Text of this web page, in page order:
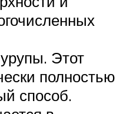
Этот
полностью
способ.